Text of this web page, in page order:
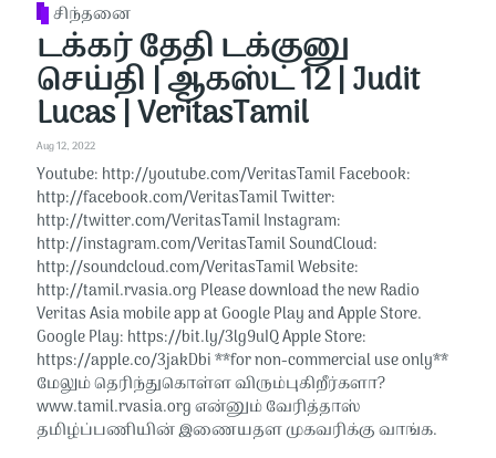
சிந்தனை
டக்கர் தேதி டக்குனு
செய்தி | ஆகஸ்ட் 12 | Judit
Lucas | VeritasTamil
Aug 12, 2022
Youtube: http://youtube.com/VeritasTamil​​ Facebook:
http://facebook.com/VeritasTamil​​ Twitter:
http://twitter.com/VeritasTamil​​ Instagram:
http://instagram.com/VeritasTamil​​ SoundCloud:
http://soundcloud.com/VeritasTamil​​ Website:
http://tamil.rvasia.org Please download the new Radio
Veritas Asia mobile app at Google Play and Apple Store.
Google Play: https://bit.ly/3lg9uIQ Apple Store:
https://apple.co/3jakDbi​​ **for non-commercial use only**
மேலும் தெரிந்துகொள்ள விரும்புகிறீர்களா?
www.tamil.rvasia.org என்னும் வேரித்தாஸ்
தமிழ்ப்பணியின் இணையதள முகவரிக்கு வாங்க.